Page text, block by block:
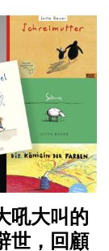
吼大叫的
世，回顧